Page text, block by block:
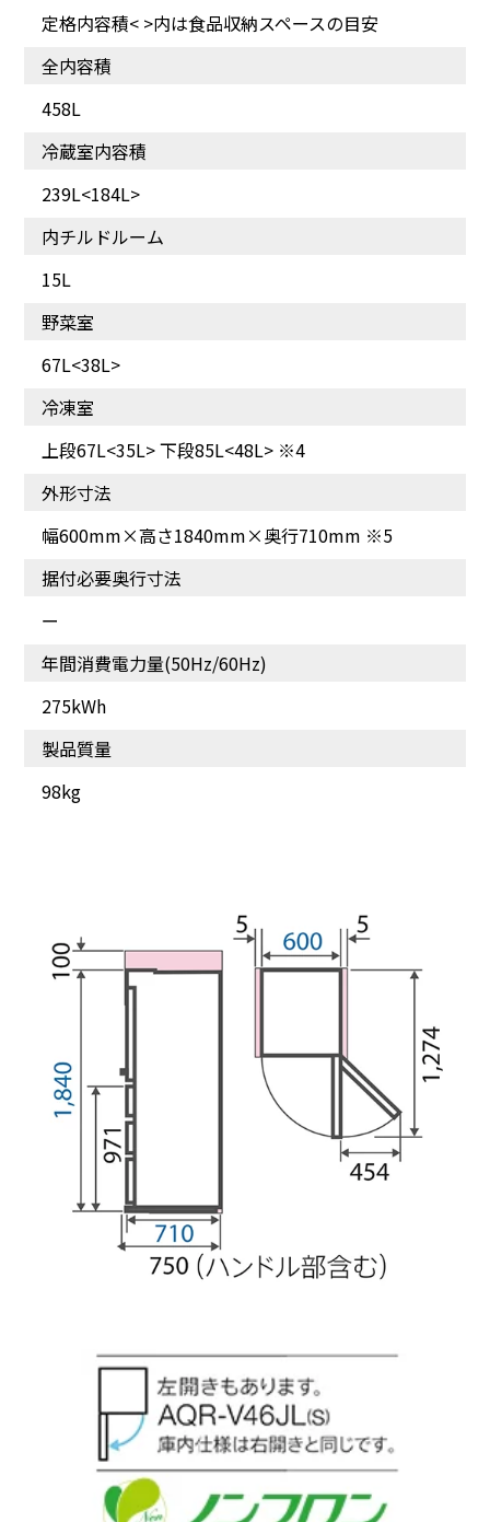
定格内容積< >内は食品収納スペースの目安
全内容積
458L
冷蔵室内容積
239L<184L>
内チルドルーム
15L
野菜室
67L<38L>
冷凍室
上段67L<35L> 下段85L<48L> ※4
外形寸法
幅600mm×高さ1840mm×奥行710mm ※5
据付必要奥行寸法
ー
年間消費電力量(50Hz/60Hz)
275kWh
製品質量
98kg